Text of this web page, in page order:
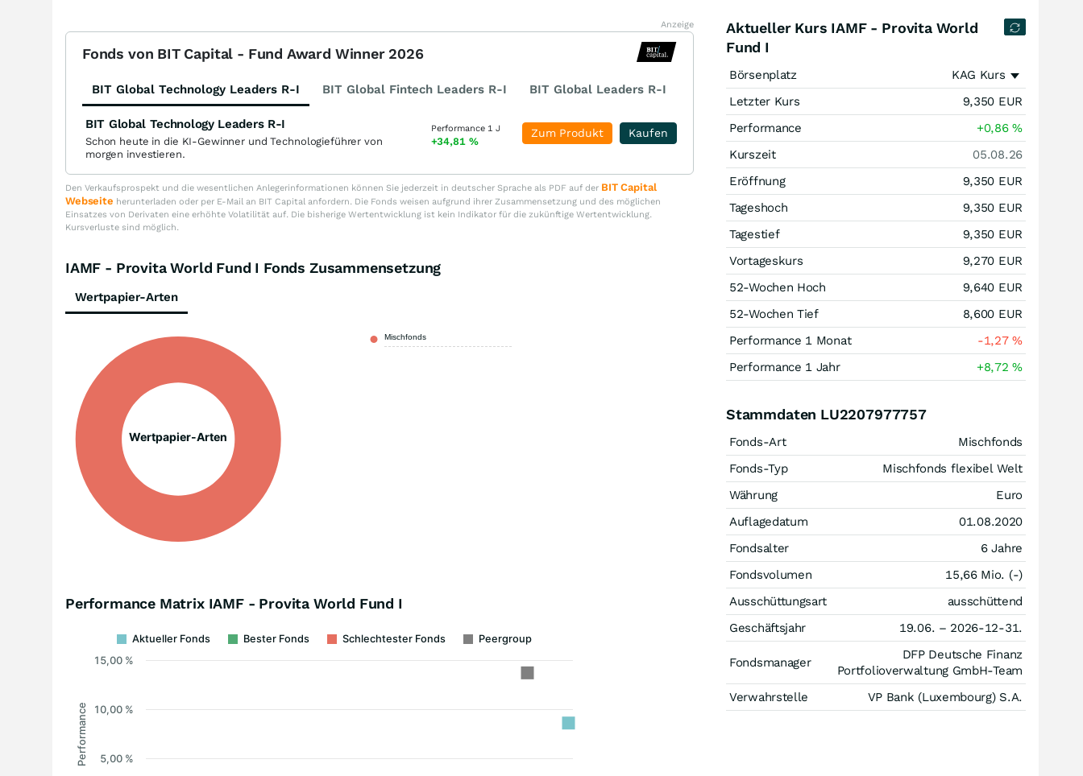
Anzeige
Fonds von BIT Capital - Fund Award Winner 2026
BIT Global Technology Leaders R-I BIT Global Fintech Leaders R-I BIT Global Leaders R-I
BIT Global Technology Leaders R-I
Schon heute in die KI-Gewinner und Technologieführer von
morgen investieren.
Performance 1 J
+34,81 %
Kaufen
Zum Produkt
Den Verkaufsprospekt und die wesentlichen Anlegerinformationen können Sie jederzeit in deutscher Sprache als PDF auf der BIT Capital
Webseite herunterladen oder per E-Mail an BIT Capital anfordern. Die Fonds weisen aufgrund ihrer Zusammensetzung und des möglichen
Einsatzes von Derivaten eine erhöhte Volatilität auf. Die bisherige Wertentwicklung ist kein Indikator für die zukünftige Wertentwicklung.
Kursverluste sind möglich.
IAMF - Provita World Fund I Fonds Zusammensetzung
Wertpapier-Arten
Wertpapier-Arten
Mischfonds
Performance Matrix IAMF - Provita World Fund I
Performance
Aktueller Fonds Bester Fonds Schlechtester Fonds Peergroup
5,00 %
10,00 %
15,00 %
Aktueller Kurs IAMF - Provita World
Fund I
Börsenplatz
KAG Kurs
Letzter Kurs
9,350 EUR
Performance
+0,86%
Kurszeit
05.08.26
Eröffnung
9,350 EUR
Tageshoch
9,350 EUR
Tagestief
9,350 EUR
Vortageskurs
9,270 EUR
52-Wochen Hoch
9,640 EUR
52-Wochen Tief
8,600 EUR
Performance 1 Monat
-1,27%
Performance 1 Jahr
+8,72%
Stammdaten LU2207977757
Fonds-Art
Mischfonds
Fonds-Typ
Mischfonds flexibel Welt
Währung
Euro
Auflagedatum
01.08.2020
Fondsalter
6 Jahre
Fondsvolumen
15,66 Mio. (-)
Ausschüttungsart
ausschüttend
Geschäftsjahr
19.06. – 2026-12-31.
Fondsmanager
DFP Deutsche Finanz
Portfolioverwaltung GmbH-Team
Verwahrstelle
VP Bank (Luxembourg) S.A.